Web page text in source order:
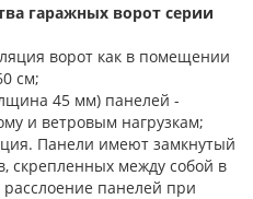
гаражных ворот серии
ворот как в помещении
см;
45 мм) панелей -
и ветровым нагрузкам;
Панели имеют замкнутый
скрепленных между собой в
панелей при